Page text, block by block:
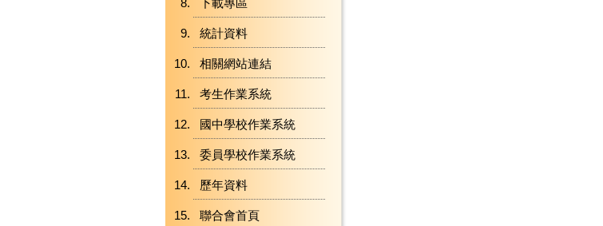
下載專區
統計資料
相關網站連結
考生作業系統
國中學校作業系統
委員學校作業系統
歷年資料
聯合會首頁